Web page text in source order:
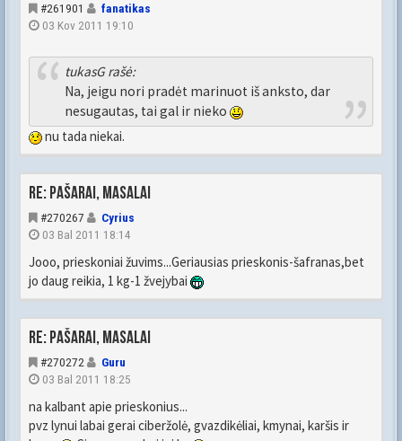
#261901
fanatikas
03 Kov 2011 19:10
tukasG rašė:
Na, jeigu nori pradėt marinuot iš anksto, dar
nesugautas, tai gal ir nieko
nu tada niekai.
Re: Pašarai, masalai
#270267
Cyrius
03 Bal 2011 18:14
Jooo, prieskoniai žuvims...Geriausias prieskonis-šafranas,bet
jo daug reikia, 1 kg-1 žvejybai
Re: Pašarai, masalai
#270272
Guru
03 Bal 2011 18:25
na kalbant apie prieskonius...
pvz lynui labai gerai ciberžolė, gvazdikėliai, kmynai, karšis ir